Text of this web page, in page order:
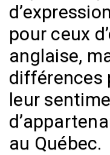
pour ceux
anglaise,
différences
leur
au Québec.